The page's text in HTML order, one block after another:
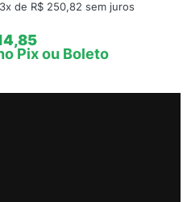
de R$250,82 sem juros
Pix ou Boleto